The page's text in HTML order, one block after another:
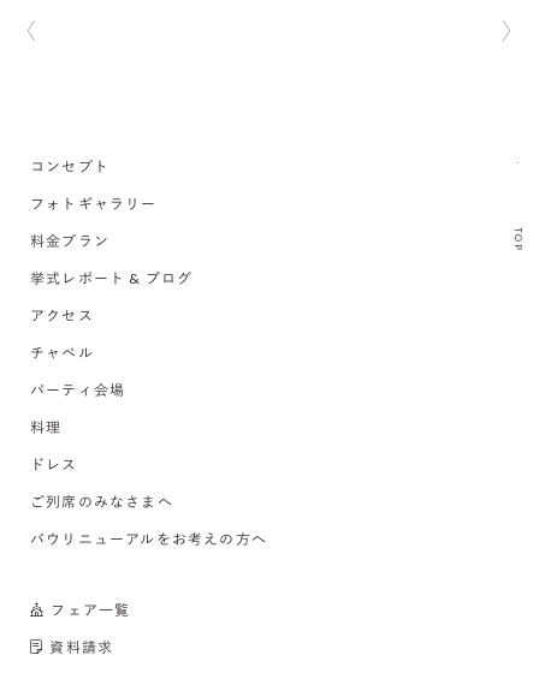
TOP
コンセプト
フォトギャラリー
料金プラン
挙式レポート & ブログ
アクセス
チャペル
パーティ会場
料理
ドレス
ご列席のみなさまへ
バウリニューアルをお考えの方へ
フェア一覧
資料請求